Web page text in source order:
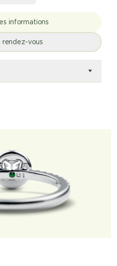
informations
rendez-vous
Type de bague
Fiançailles
Collection
Simplement Oui